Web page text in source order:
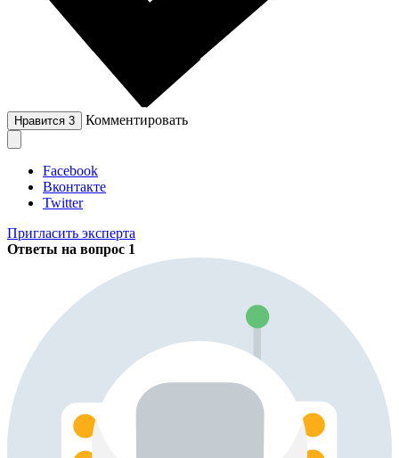
Нравится 3 Комментировать
Facebook
Вконтакте
Twitter
Пригласить эксперта
Ответы на вопрос 1